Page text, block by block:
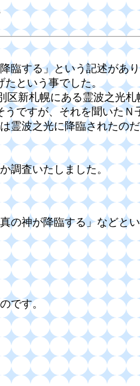
臨する」という記述があ
という事でした。
区新札幌にある霊波之光
ですが、それを聞いたＮ
霊波之光に降臨されたの
調査いたしました。
の神が降臨する」などと
です。